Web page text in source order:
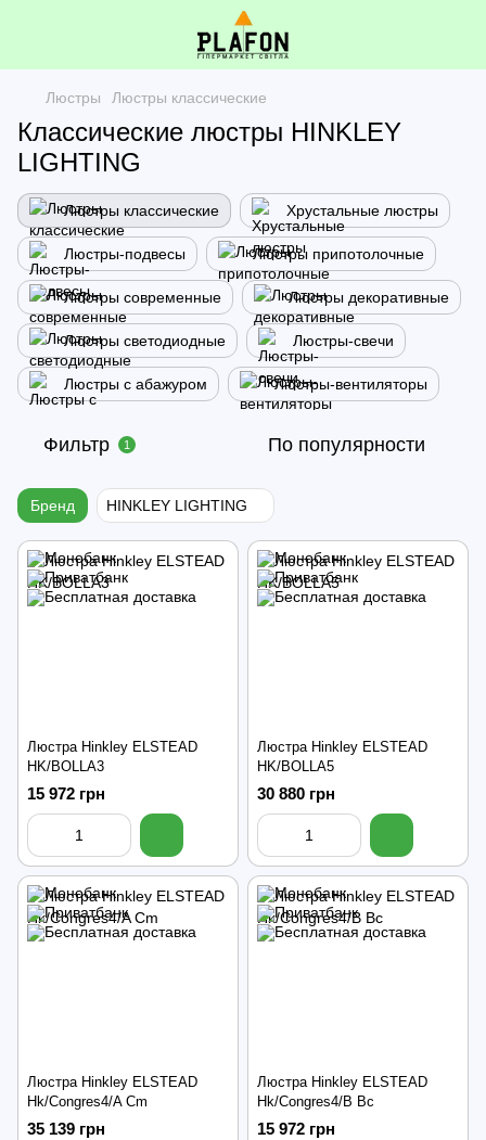
Люстры Люстры классические
Классические люстры HINKLEY
LIGHTING
Люстры классические Хрустальные люстры
Люстры-подвесы Люстры припотолочные
Люстры современные Люстры декоративные
Люстры светодиодные Люстры-свечи
Люстры с абажуром Люстры-вентиляторы
Фильтр 1 По популярности
Бренд HINKLEY LIGHTING
Люстра Hinkley ELSTEAD
HK/BOLLA3
15 972 грн
Люстра Hinkley ELSTEAD
HK/BOLLA5
30 880 грн
Люстра Hinkley ELSTEAD
Hk/Congres4/A Cm
35 139 грн
Люстра Hinkley ELSTEAD
Hk/Congres4/B Bc
15 972 грн